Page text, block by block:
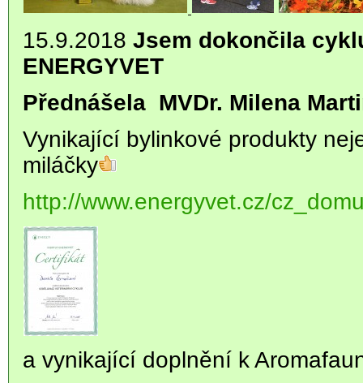
15.9.2018 Jsem dokončila
ENERGYVET
Přednášela MVDr. Milena
Vynikající bylinkové produkty
miláčky
http://www.energyvet.cz/
a vynikající doplnění k